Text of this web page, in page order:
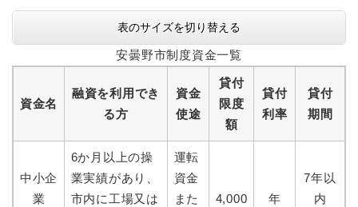
表のサイズを切り替える
安曇野市制度資金一覧
資金名
融資を利用でき
る方
資金
使途
貸付
限度
額
貸付
利率
貸付
期間
中小企
業
6か月以上の操
業実績があり、
市内に工場又は
運転
資金
また
4,000
年
7年以
内